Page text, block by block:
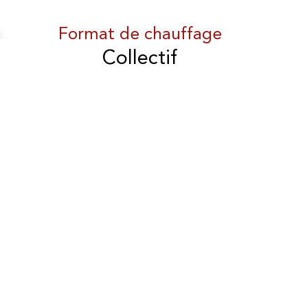
Format de chauffage
Collectif